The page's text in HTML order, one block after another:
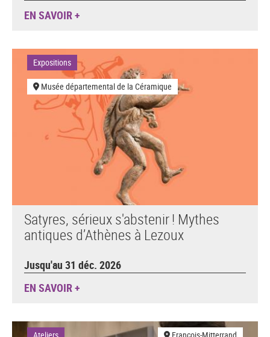
EN SAVOIR +
Expositions
Musée départemental de la Céramique
Satyres, sérieux s'abstenir ! Mythes
antiques d’Athènes à Lezoux
Jusqu'au 31 déc. 2026
EN SAVOIR +
Ateliers François-Mitterrand